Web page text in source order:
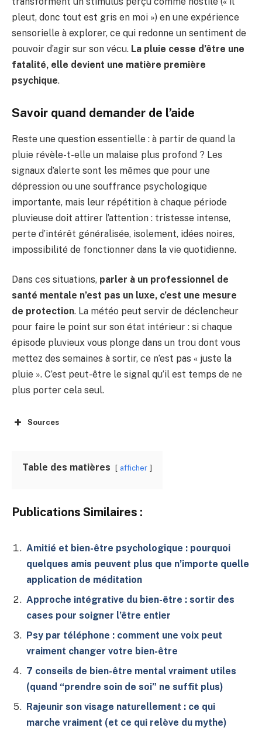
pleut, donc tout est gris en moi ») en une expérience
sensorielle à explorer, ce qui redonne un sentiment de
pouvoir d’agir sur son vécu. La pluie cesse d’être une
fatalité, elle devient une matière première
psychique.
Savoir quand demander de l’aide
Reste une question essentielle : à partir de quand la
pluie révèle-t-elle un malaise plus profond ? Les
signaux d’alerte sont les mêmes que pour une
dépression ou une souffrance psychologique
importante, mais leur répétition à chaque période
pluvieuse doit attirer l’attention : tristesse intense,
perte d’intérêt généralisée, isolement, idées noires,
impossibilité de fonctionner dans la vie quotidienne.
Dans ces situations, parler à un professionnel de
santé mentale n’est pas un luxe, c’est une mesure
de protection. La météo peut servir de déclencheur
pour faire le point sur son état intérieur : si chaque
épisode pluvieux vous plonge dans un trou dont vous
mettez des semaines à sortir, ce n’est pas « juste la
pluie ». C’est peut-être le signal qu’il est temps de ne
plus porter cela seul.
Sources
Table des matières afficher
Publications Similaires :
Amitié et bien-être psychologique : pourquoi
quelques amis peuvent plus que n’importe quelle
application de méditation
Approche intégrative du bien-être : sortir des
cases pour soigner l’être entier
Psy par téléphone : comment une voix peut
vraiment changer votre bien-être
7 conseils de bien-être mental vraiment utiles
(quand “prendre soin de soi” ne suffit plus)
Rajeunir son visage naturellement : ce qui
marche vraiment (et ce qui relève du mythe)